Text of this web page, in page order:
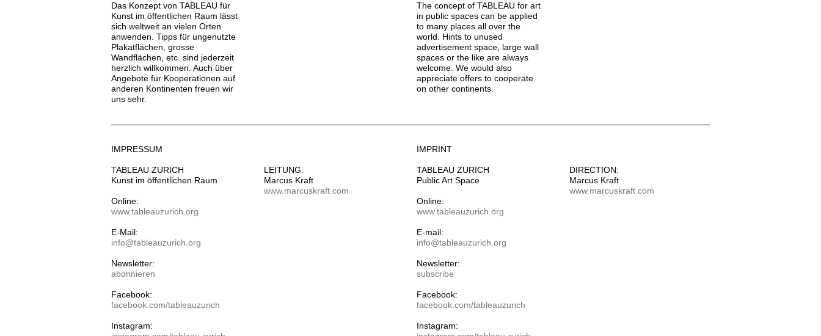
Das Konzept von TABLEAU für
Kunst im öffentlichen Raum lässt
sich weltweit an vielen Orten
anwenden. Tipps für ungenutzte
Plakatflächen, grosse
Wandflächen, etc. sind jederzeit
herzlich willkommen. Auch über
Angebote für Kooperationen auf
anderen Kontinenten freuen wir
uns sehr.
The concept of TABLEAU for art
in public spaces can be applied
to many places all over the
world. Hints to unused
advertisement space, large wall
spaces or the like are always
welcome. We would also
appreciate offers to cooperate
on other continents.
IMPRESSUM
TABLEAU ZURICH
Kunst im öffentlichen Raum
Online:
www.tableauzurich.org
E-Mail:
info@tableauzurich.org
Newsletter:
abonnieren
Facebook:
facebook.com/tableauzurich
Instagram:
LEITUNG:
Marcus Kraft
www.marcuskraft.com
IMPRINT
TABLEAU ZURICH
Public Art Space
Online:
www.tableauzurich.org
E-mail:
info@tableauzurich.org
Newsletter:
subscribe
Facebook:
facebook.com/tableauzurich
Instagram:
DIRECTION:
Marcus Kraft
www.marcuskraft.com